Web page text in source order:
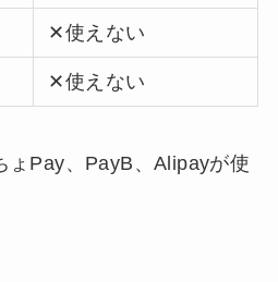
✕使えない
✕使えない
ょPay、PayB、Alipayが使